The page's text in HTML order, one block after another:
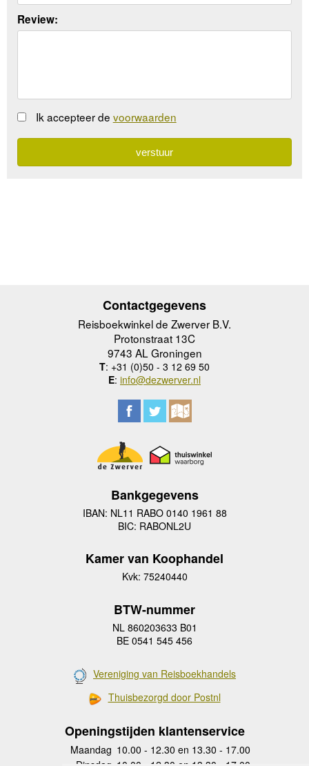
Review:
Ik accepteer de voorwaarden
Contactgegevens
Reisboekwinkel de Zwerver B.V.
Protonstraat 13C
9743 AL Groningen
T: +31 (0)50 - 3 12 69 50
E: info@dezwerver.nl
Bankgegevens
IBAN: NL11 RABO 0140 1961 88
BIC: RABONL2U
Kamer van Koophandel
Kvk: 75240440
BTW-nummer
NL 860203633 B01
BE 0541 545 456
Vereniging van Reisboekhandels
Thuisbezorgd door Postnl
Openingstijden klantenservice
Maandag 10.00 - 12.30 en 13.30 - 17.00